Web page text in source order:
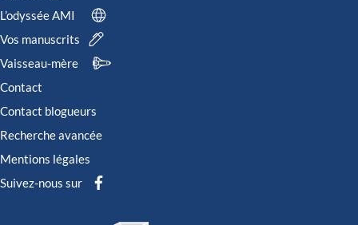
L’odyssée AMI
Vos manuscrits
Vaisseau-mère
Contact
Contact blogueurs
Recherche avancée
Mentions légales
Suivez-nous sur